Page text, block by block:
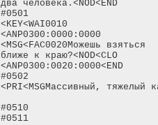
два человека.<NOD<END
#0501
<KEY<WAI0010
<ANP0300:0000:0000
<MSG<FAC0020Можешь взяться
ближе к краю?<NOD<CLO
<ANP0300:0020:0000<END
#0502
<PRI<MSGМассивный, тяжелый
#0510
#0511